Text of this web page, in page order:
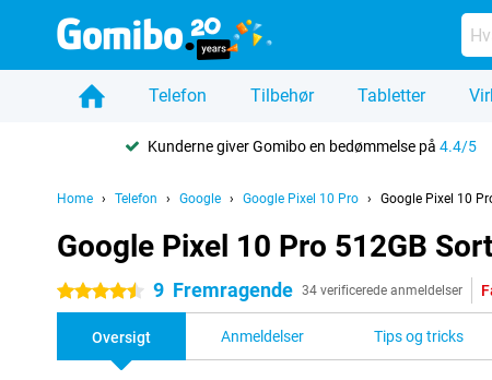
Telefon Tilbehør Tabletter
Kunderne giver Gomibo en bedømmelse på4.4/5
Home Telefon Google Google Pixel 10 Pro Google Pixel 10
Google Pixel 10 Pro 512GB Sort
4.5 stjerner 9 Fremragende 34 verificerede anmeldelser
Oversigt Anmeldelser Tips og tricks